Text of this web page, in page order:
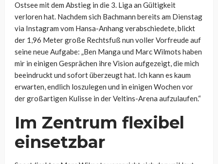
Ostsee mit dem Abstieg in die 3. Liga an Gültigkeit
verloren hat. Nachdem sich Bachmann bereits am Dienstag
via Instagram vom Hansa-Anhang verabschiedete, blickt
der 1,96 Meter große Rechtsfuß nun voller Vorfreude auf
seine neue Aufgabe: „Ben Manga und Marc Wilmots haben
mir in einigen Gesprächen ihre Vision aufgezeigt, die mich
beeindruckt und sofort überzeugt hat. Ich kann es kaum
erwarten, endlich loszulegen und in einigen Wochen vor
der großartigen Kulisse in der Veltins-Arena aufzulaufen.“
Im Zentrum flexibel
einsetzbar